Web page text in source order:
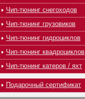
Чип-тюнинг снегоходов
Чип-тюнинг грузовиков
Чип-тюнинг гидроциклов
Чип-тюнинг квадроциклов
Чип-тюнинг катеров / яхт
Подарочный сертификат